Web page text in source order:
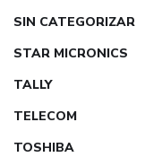
SIN CATEGORIZAR
STAR MICRONICS
TALLY
TELECOM
TOSHIBA